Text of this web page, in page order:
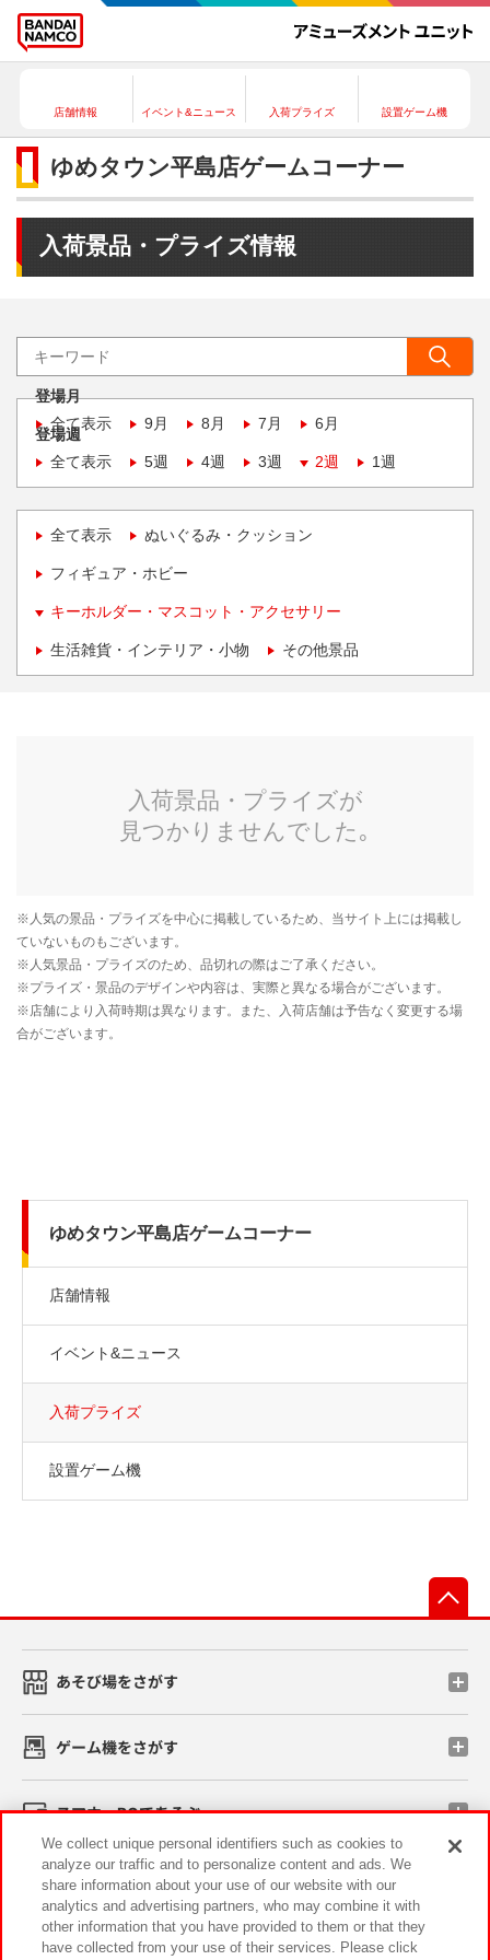
店舗情報 イベント&ニュース 入荷プライズ 設置ゲーム機
ゆめタウン平島店ゲームコーナー
入荷景品・プライズ情報
登場月
全て表示
9月 8月 7月 6月
登場週
全て表示
5週 4週 3週 2週 1週
全て表示 ぬいぐるみ・クッション
フィギュア・ホビー
キーホルダー・マスコット・アクセサリー
生活雑貨・インテリア・小物 その他景品
ゆめタウン平島店ゲームコーナー
店舗情報
イベント&ニュース
入荷プライズ
設置ゲーム機
あそび場をさがす
ゲーム機をさがす
スマホ・PCであそぶ
イベント・キャンペーン
We collect unique personal identifiers such as cookies to
analyze our traffic and to personalize content and ads. We
share information about your use of our website with our
analytics and advertising partners, who may combine it with
other information that you have provided to them or that they
have collected from your use of their services. Please click